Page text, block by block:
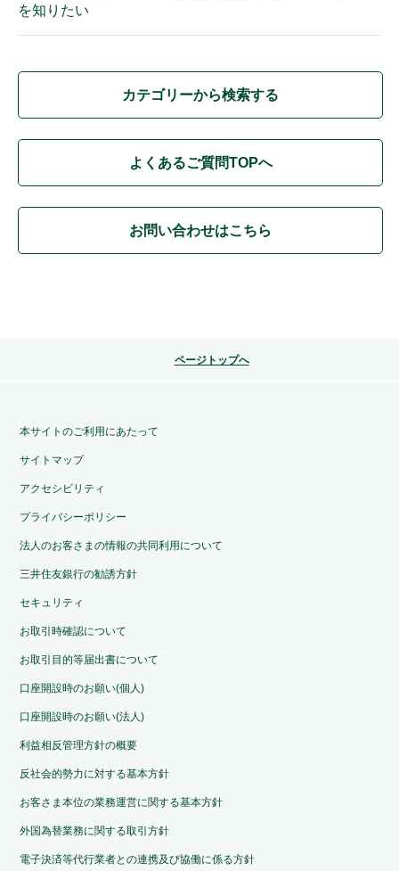
を知りたい
カテゴリーから検索する
よくあるご質問TOPへ
お問い合わせはこちら
ページトップへ
本サイトのご利用にあたって
サイトマップ
アクセシビリティ
プライバシーポリシー
法人のお客さまの情報の共同利用について
三井住友銀行の勧誘方針
セキュリティ
お取引時確認について
お取引目的等届出書について
口座開設時のお願い(個人)
口座開設時のお願い(法人)
利益相反管理方針の概要
反社会的勢力に対する基本方針
お客さま本位の業務運営に関する基本方針
外国為替業務に関する取引方針
電子決済等代行業者との連携及び協働に係る方針